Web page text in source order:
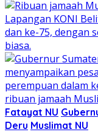
Fatayat NU
Deru Muslimat NU